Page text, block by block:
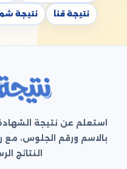
نتيجة قنا نتيجة
استعلم عن نتيجة الشهادة
بالاسم ورقم الجلوس، مع
النتائج